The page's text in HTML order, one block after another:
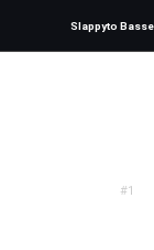
Slappyto Basse
#1